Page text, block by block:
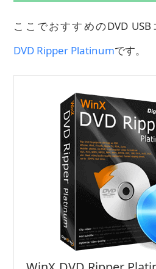
ここでおすすめのDVD
DVD Ripper Platinumです。